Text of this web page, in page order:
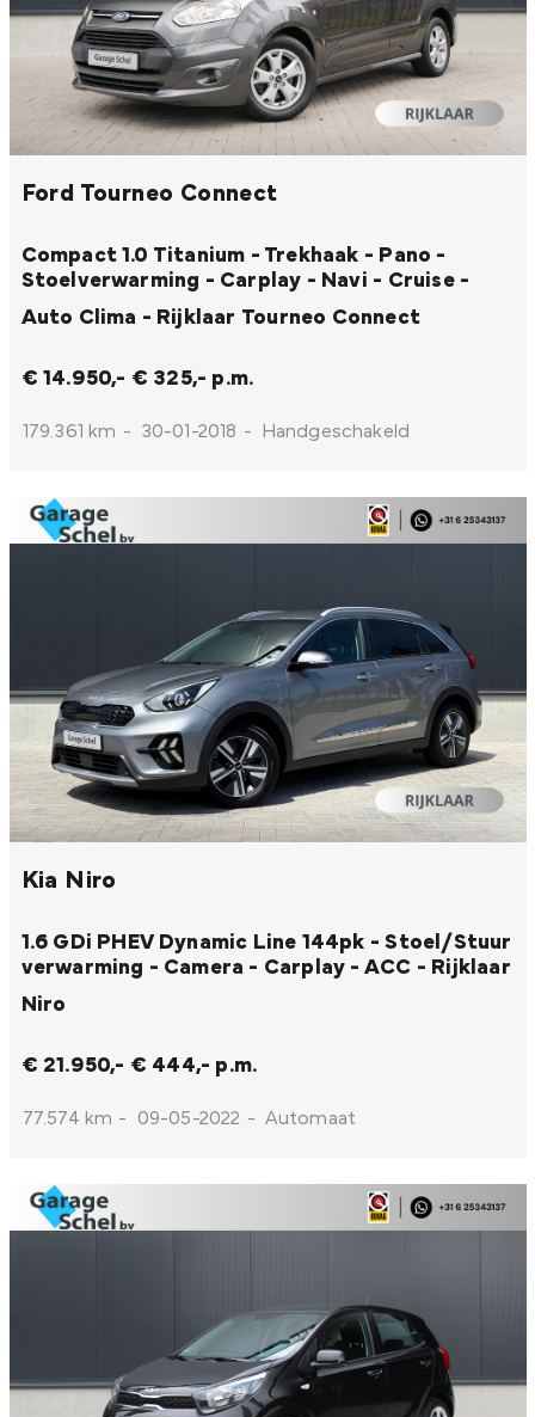
Ford Tourneo Connect
Compact 1.0 Titanium - Trekhaak - Pano -
Stoelverwarming - Carplay - Navi - Cruise -
Auto Clima - Rijklaar Tourneo Connect
€ 14.950,- € 325,- p.m.
179.361 km - 30-01-2018 - Handgeschakeld
Kia Niro
1.6 GDi PHEV Dynamic Line 144pk - Stoel/Stuur
verwarming - Camera - Carplay - ACC - Rijklaar
Niro
€ 21.950,- € 444,- p.m.
77.574 km - 09-05-2022 - Automaat